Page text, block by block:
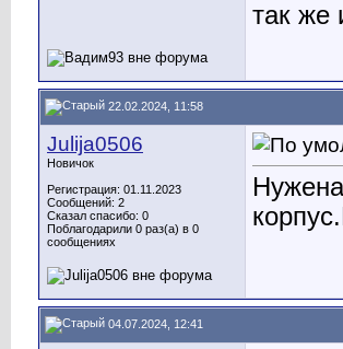
так же
22.02.2024, 11:58
Julija0506
Новичок
Регистрация: 01.11.2023
Сообщений: 2
Сказал спасибо: 0
Поблагодарили 0 раз(а) в 0
сообщениях
04.07.2024, 12:41